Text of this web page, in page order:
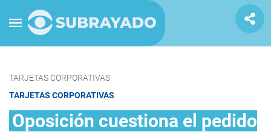
TARJETAS CORPORATIVAS
TARJETAS CORPORATIVAS
Oposición cuestiona el pedido